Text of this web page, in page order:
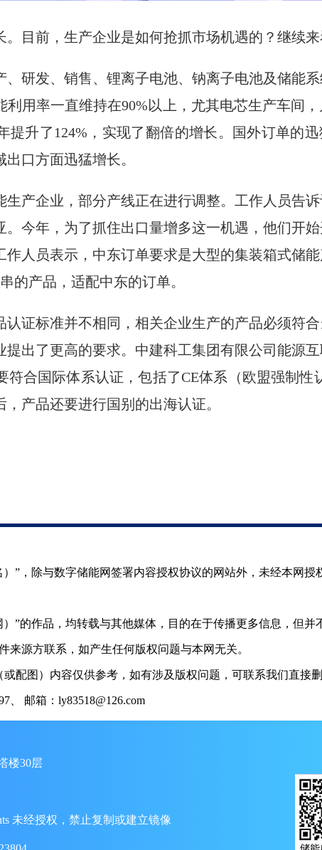
目前，生产企业是如何抢抓市场机遇的？继续来
研发、销售、锂离子电池、钠离子电池及储能
用率一直维持在90%以上，尤其电芯生产车间
提升了124%，实现了翻倍的增长。国外订单的
口方面迅猛增长。
产企业，部分产线正在进行调整。工作人员告
。今年，为了抓住出口量增多这一机遇，他们开
人员表示，中东订单要求是大型的集装箱式储
的产品，适配中东的订单。
证标准并不相同，相关企业生产的产品必须符
出了更高的要求。中建科工集团有限公司能源
符合国际体系认证，包括了CE体系（欧盟强制性
产品还要进行国别的出海认证。
”，除与数字储能网签署内容授权协议的网站外，未经本网
”的作品，均转载与其他媒体，目的在于传播更多信息，但
来源方联系，如产生任何版权问题与本网无关。
配图）内容仅供参考，如有涉及版权问题，可联系我们直接
、 邮箱：ly83518@126.com
楼30层
未经授权，禁止复制或建立镜像